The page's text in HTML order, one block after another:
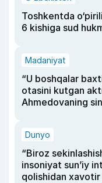
Toshkentda
6 kishiga sud
Madaniyat
“U boshqalar
otasini kutgan
Ahmedovaning
Dunyo
“Biroz
insoniyat sun’iy
qolishidan